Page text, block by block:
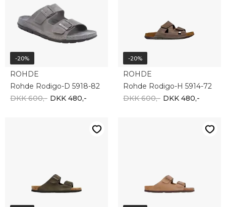
-20%
ROHDE
Rohde Rodigo-D 5918-82
DKK 600,- DKK 480,-
-20%
ROHDE
Rohde Rodigo-H 5914-72
DKK 600,- DKK 480,-